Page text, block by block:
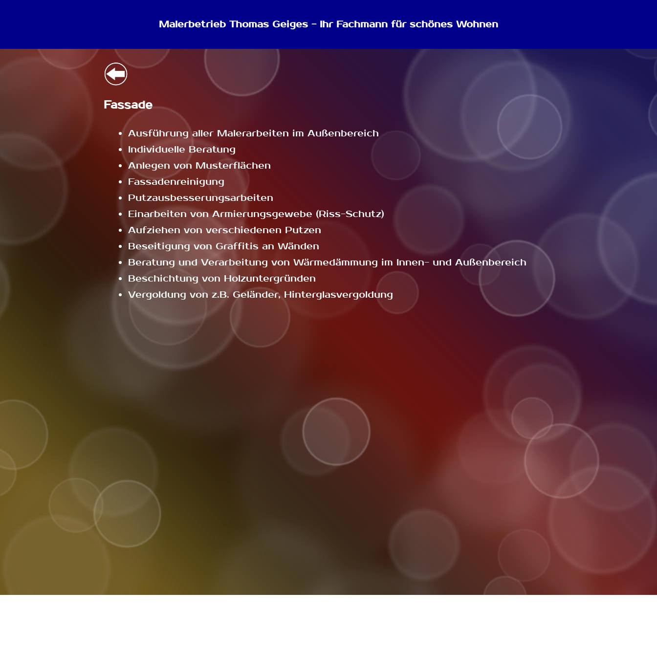
Malerbetrieb Thomas Geiges - Ihr Fachmann für schönes Wohnen
Fassade
Ausführung aller Malerarbeiten im Außenbereich
Individuelle Beratung
Anlegen von Musterflächen
Fassadenreinigung
Putzausbesserungsarbeiten
Einarbeiten von Armierungsgewebe (Riss-Schutz)
Aufziehen von verschiedenen Putzen
Beseitigung von Graffitis an Wänden
Beratung und Verarbeitung von Wärmedämmung im Innen- und Außenbereich
Beschichtung von Holzuntergründen
Vergoldung von z.B. Geländer, Hinterglasvergoldung